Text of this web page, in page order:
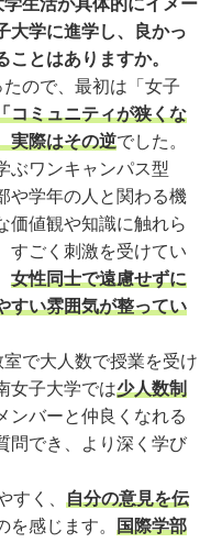
生活が具体的にイメー
大学に進学し、良かっ
とはありますか。
ので、最初は「女子
コミュニティが狭くな
実際はその逆でした。
ぶワンキャンパス型
や学年の人と関わる機
価値観や知識に触れら
すごく刺激を受けてい
女性同士で遠慮せずに
すい雰囲気が整ってい
で大人数で授業を受け
女子大学では少人数制
ンバーと仲良くなれる
問でき、より深く学び
すく、 自分の意見を伝
を感じます。 国際学部